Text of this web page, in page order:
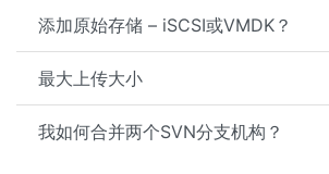
添加原始存储 – iSCSI或VMDK？
最大上传大小
我如何合并两个SVN分支机构？